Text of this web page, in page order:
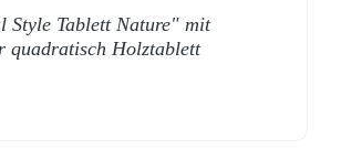
Style Tablett Nature" mit
quadratisch Holztablett